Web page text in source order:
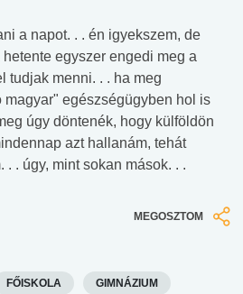
a napot. . . én igyekszem, de
egyszer engedi meg a
tudjak menni. . . ha meg
magyar" egészségügyben hol is
úgy döntenék, hogy külföldön
azt hallanám, tehát
. úgy, mint sokan mások. . .
MEGOSZTOM
FŐISKOLA GIMNÁZIUM